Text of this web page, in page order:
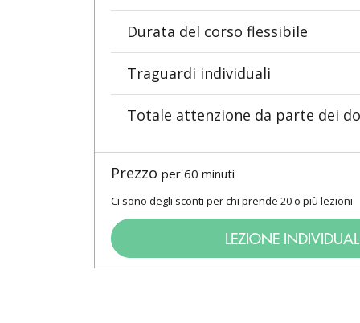
Durata del corso flessibile
Traguardi individuali
Totale attenzione da parte dei
Prezzo per 60 minuti
Ci sono degli sconti per chi prende 20 o più lezioni
LEZIONE